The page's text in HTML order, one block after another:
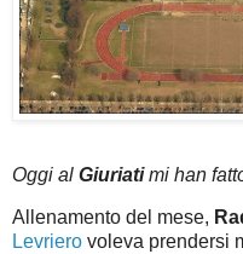
Oggi al Giuriatimi han
Allenamento del mese,
Levriero voleva prendersi